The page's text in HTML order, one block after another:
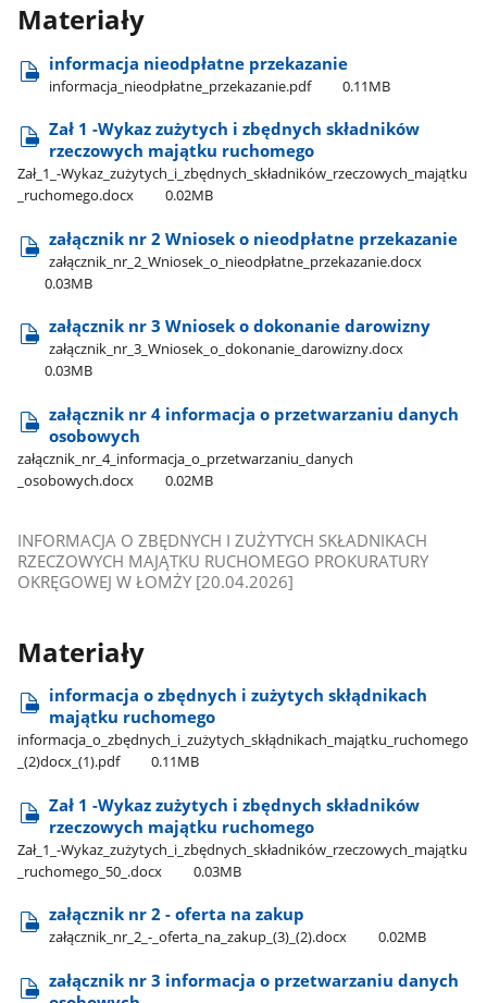
Materiały
informacja nieodpłatne przekazanie
informacja​_nieodpłatne​_przekazanie.pdf 0.11MB
Zał 1 -Wykaz zużytych i zbędnych składników
rzeczowych majątku ruchomego
Zał​_1​_-Wykaz​_zużytych​_i​_zbędnych​_składników​_rzeczowych​_majątku​
_ruchomego.docx
0.02MB
załącznik nr 2 Wniosek o nieodpłatne przekazanie
załącznik​_nr​_2​_Wniosek​_o​_nieodpłatne​_przekazanie.docx
0.03MB
załącznik nr 3 Wniosek o dokonanie darowizny
załącznik​_nr​_3​_Wniosek​_o​_dokonanie​_darowizny.docx
0.03MB
załącznik nr 4 informacja o przetwarzaniu danych
osobowych
załącznik​_nr​_4​_informacja​_o​_przetwarzaniu​_danych​
_osobowych.docx
0.02MB
INFORMACJA O ZBĘDNYCH I ZUŻYTYCH SKŁADNIKACH
RZECZOWYCH MAJĄTKU RUCHOMEGO PROKURATURY
OKRĘGOWEJ W ŁOMŻY [20.04.2026]
Materiały
informacja o zbędnych i zużytych skłądnikach
majątku ruchomego
informacja​_o​_zbędnych​_i​_zużytych​_skłądnikach​_majątku​_ruchomego​
_(2)docx​_(1).pdf
0.11MB
Zał 1 -Wykaz zużytych i zbędnych składników
rzeczowych majątku ruchomego
Zał​_1​_-Wykaz​_zużytych​_i​_zbędnych​_składników​_rzeczowych​_majątku​
_ruchomego​_50​_.docx
0.03MB
załącznik nr 2 - oferta na zakup
załącznik​_nr​_2​_-​_oferta​_na​_zakup​_(3)​_(2).docx 0.02MB
załącznik nr 3 informacja o przetwarzaniu danych